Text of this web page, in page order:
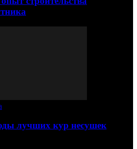
лучших кур несушек